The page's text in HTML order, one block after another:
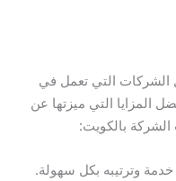
التي تعمل في
المزايا التي ميزتها عن
بالكويت:
وترتيبه بكل سهولة.